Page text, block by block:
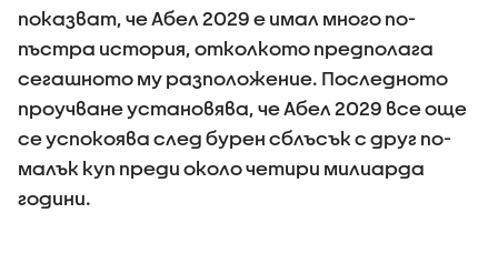
показват, че Абел 2029 е имал много по-
пъстра история, отколкото предполага
сегашното му разположение. Последното
проучване установява, че Абел 2029 все още
се успокоява след бурен сблъсък с друг по-
малък куп преди около четири милиарда
години.